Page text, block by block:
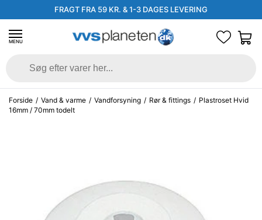
FRAGT FRA 59 KR. & 1-3 DAGES LEVERING
MENU
Forside / Vand & varme / Vandforsyning / Rør & fittings / Plastroset Hvid
16mm / 70mm todelt